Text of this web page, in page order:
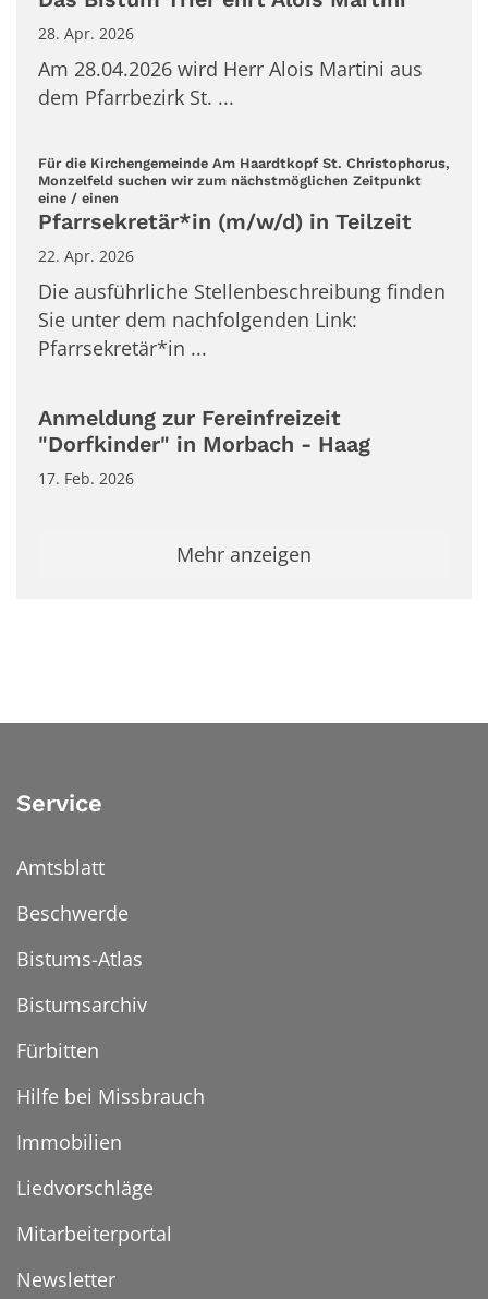
28. Apr. 2026
Am 28.04.2026 wird Herr Alois Martini aus
dem Pfarrbezirk St. ...
Für die Kirchengemeinde Am Haardtkopf St. Christophorus,
Monzelfeld suchen wir zum nächstmöglichen Zeitpunkt
eine / einen
Pfarrsekretär*in (m/w/d) in Teilzeit
22. Apr. 2026
Die ausführliche Stellenbeschreibung finden
Sie unter dem nachfolgenden Link:
Pfarrsekretär*in ...
Anmeldung zur Fereinfreizeit
"Dorfkinder" in Morbach - Haag
17. Feb. 2026
Mehr anzeigen
Service
Amtsblatt
Beschwerde
Bistums-Atlas
Bistumsarchiv
Fürbitten
Hilfe bei Missbrauch
Immobilien
Liedvorschläge
Mitarbeiterportal
Newsletter